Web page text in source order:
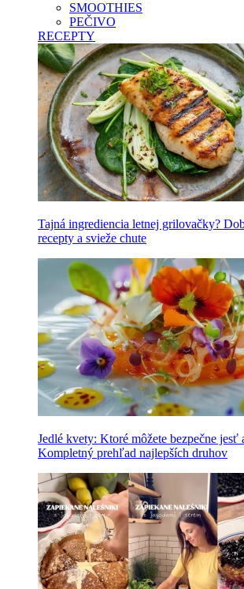
SMOOTHIES
PEČIVO
RECEPTY
Tajná ingrediencia letnej grilovačky?
recepty a svieže chute
Jedlé kvety: Ktoré môžete bezpečne jesť
Kompletný prehľad najlepších druhov